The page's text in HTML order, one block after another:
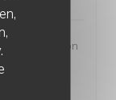
présentation
top dans la